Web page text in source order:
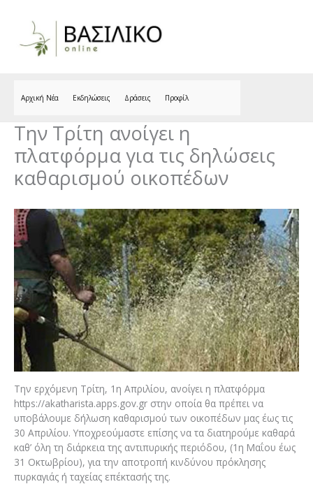
Αρχική Νέα Εκδηλώσεις Δράσεις Προφίλ
Την Τρίτη ανοίγει η
πλατφόρμα για τις δηλώσεις
καθαρισμού οικοπέδων
Την ερχόμενη Τρίτη, 1η Απριλίου, ανοίγει η πλατφόρμα
https://akatharista.apps.gov.gr στην οποία θα πρέπει να
υποβάλουμε δήλωση καθαρισμού των οικοπέδων μας έως τις
30 Απριλίου. Υποχρεούμαστε επίσης να τα διατηρούμε καθαρά
καθ’ όλη τη διάρκεια της αντιπυρικής περιόδου, (1η Μαΐου έως
31 Οκτωβρίου), για την αποτροπή κινδύνου πρόκλησης
πυρκαγιάς ή ταχείας επέκτασής της.